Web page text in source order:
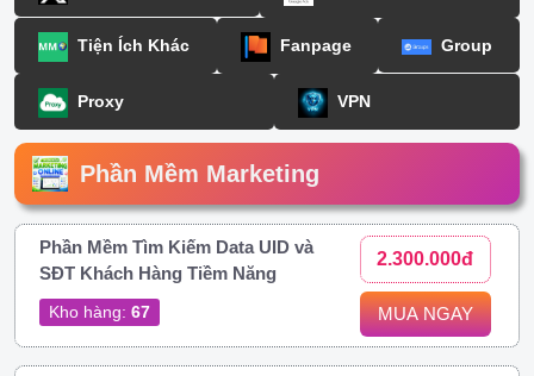
Tiện Ích Khác Fanpage Group
Proxy VPN
Phần Mềm Marketing
Phần Mềm Tìm Kiếm Data UID và
SĐT Khách Hàng Tiềm Năng
Kho hàng: 67
2.300.000đ
MUA NGAY